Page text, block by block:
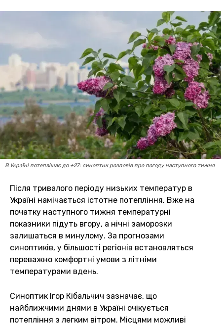
В Україні потеплішає до +27: синоптик розповів про погоду наступного тижня
Після тривалого періоду низьких температур в
Україні намічається істотне потепління. Вже на
початку наступного тижня температурні
показники підуть вгору, а нічні заморозки
залишаться в минулому. За прогнозами
синоптиків, у більшості регіонів встановляться
переважно комфортні умови з літніми
температурами вдень.
Синоптик Ігор Кібальчич зазначає, що
найближчими днями в Україні очікується
потепління з легким вітром. Місцями можливі